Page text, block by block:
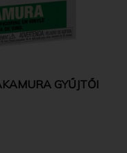
GYŰJTŐI